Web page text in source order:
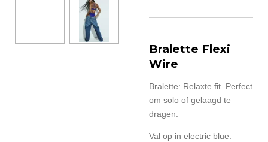
Bralette Flexi
Wire
Bralette: Relaxte fit. Perfect
om solo of gelaagd te
dragen.
Val op in electric blue.